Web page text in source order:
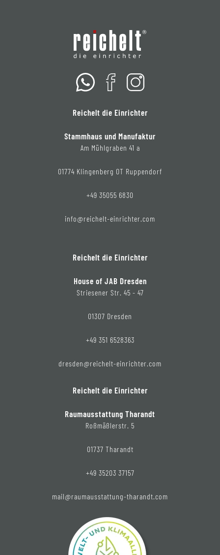
Reichelt die Einrichter
Stammhaus und Manufaktur
Am Mühlgraben 41 a
01774 Klingenberg OT Ruppendorf
+49 35055 6830
info@reichelt-einrichter.com
Reichelt die Einrichter
House of JAB Dresden
Striesener Str. 45 - 47
01307 Dresden
+49 351 6528363
dresden@reichelt-einrichter.com
Reichelt die Einrichter
Raumausstattung Tharandt
Roßmäßlerstr. 5
01737 Tharandt
+49 35203 37157
mail@raumausstattung-tharandt.com